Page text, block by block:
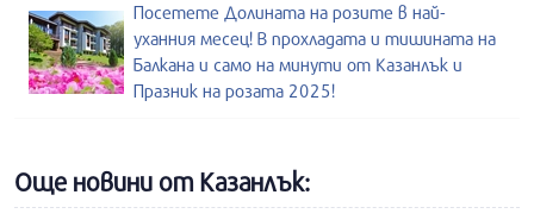
Посетете Долината на розите в най-
уханния месец! В прохладата и тишината на
Балкана и само на минути от Казанлък и
Празник на розата 2025!
Още новини от Казанлък: